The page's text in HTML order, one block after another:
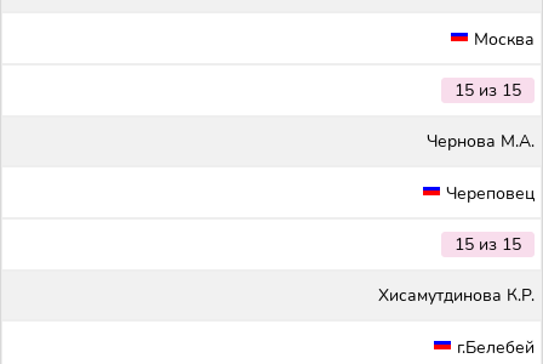
Москва
15 из 15
Чернова М.А.
Череповец
15 из 15
Хисамутдинова К.Р.
г.Белебей